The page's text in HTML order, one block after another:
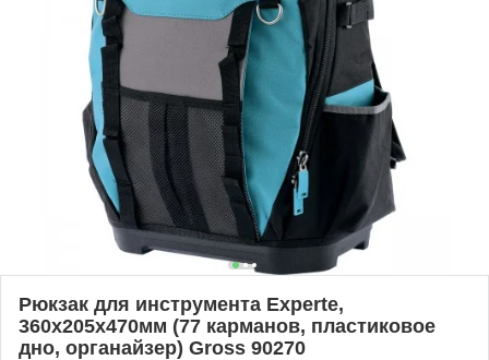
Рюкзак для инструмента Experte,
360х205х470мм (77 карманов, пластиковое
дно, органайзер) Gross 90270